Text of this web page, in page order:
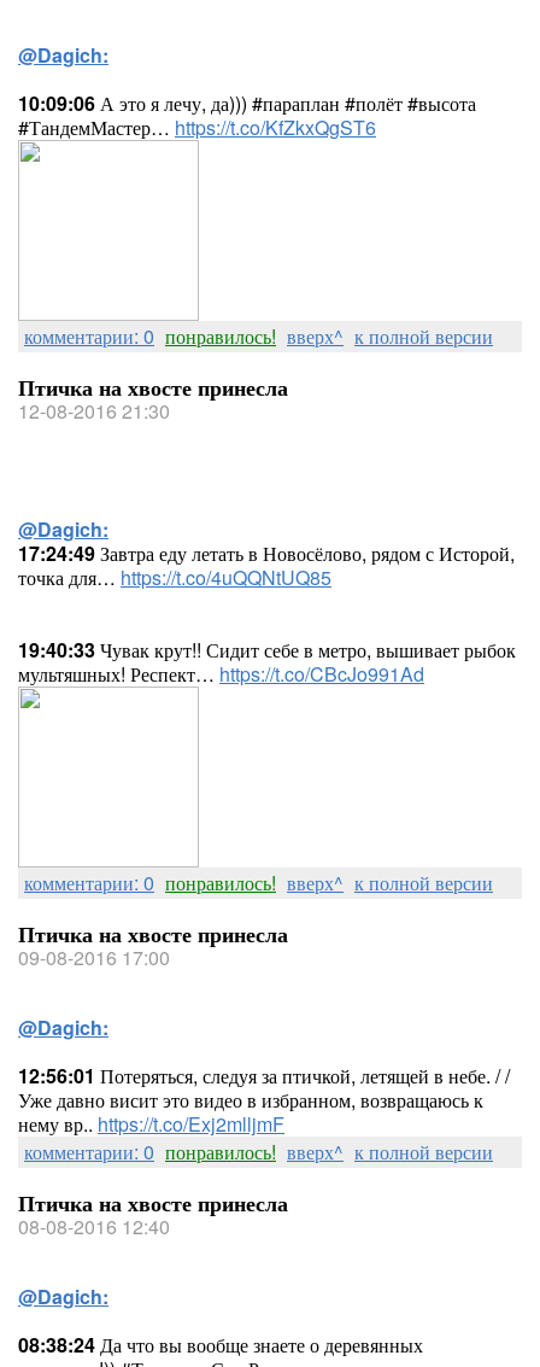
@Dagich:
10:09:06А это я лечу, да))) #параплан #полёт #высота
#ТандемМастер… https://t.co/KfZkxQgST6
комментарии: 0 понравилось! вверх^ к полной версии
Птичка на хвосте принесла
12-08-2016 21:30
@Dagich:
17:24:49Завтра еду летать в Новосёлово, рядом с Исторой,
точка для… https://t.co/4uQQNtUQ85
19:40:33Чувак крут!! Сидит себе в метро, вышивает рыбок
мультяшных! Респект… https://t.co/CBcJo991Ad
комментарии: 0 понравилось! вверх^ к полной версии
Птичка на хвосте принесла
09-08-2016 17:00
@Dagich:
12:56:01 Потеряться, следуя за птичкой, летящей в небе. / /
Уже давно висит это видео в избранном, возвращаюсь к
нему вр.. https://t.co/Exj2mlljmF
комментарии: 0 понравилось! вверх^ к полной версии
Птичка на хвосте принесла
08-08-2016 12:40
@Dagich:
08:38:24Да что вы вообще знаете о деревянных